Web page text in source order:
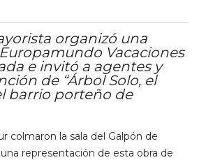
organizó una
Vacaciones
e invitó a agentes y
de “Árbol Solo, el
barrio porteño de
colmaron la sala del Galpón de
una representación de esta obra de